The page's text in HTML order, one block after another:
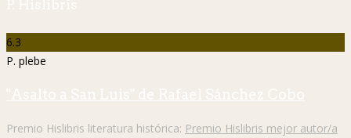
P. Hislibris
6.3
P. plebe
"Asalto a San Luis" de Rafael Sánchez Cobo
Premio Hislibris literatura histórica: Premio Hislibris mejor autor/a